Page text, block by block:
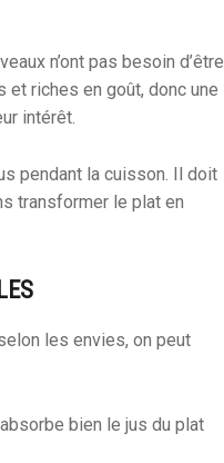
n’ont pas besoin d’être
riches en goût, donc une
intérêt.
pendant la cuisson. Il doit
transformer le plat en
les envies, on peut
bien le jus du plat